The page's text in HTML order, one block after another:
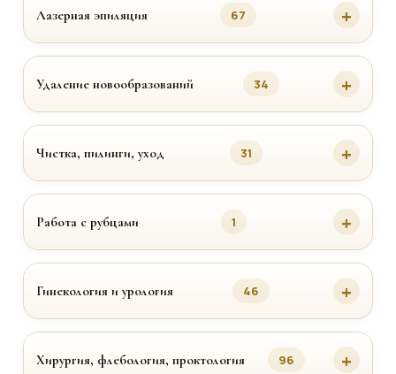
Лазерная эпиляция 67
Удаление новообразований 34
Чистка, пилинги, уход 31
Работа с рубцами 1
Гинекология и урология 46
Хирургия, флебология, проктология 96